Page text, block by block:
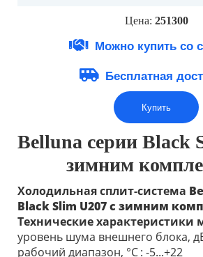
Цена: 251300
Можно купить со
Бесплатная
Купить
Belluna серии Black
зимним
Холодильная сплит-система
Black Slim U207с зимним
Технические характеристики
уровень шума внешнего блока,
рабочий диапазон, °С: -5...+22